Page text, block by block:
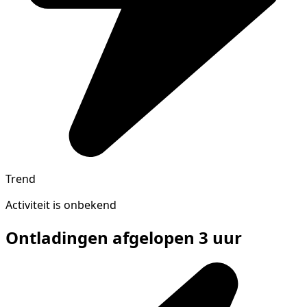
Trend
Activiteit is onbekend
Ontladingen afgelopen 3 uur